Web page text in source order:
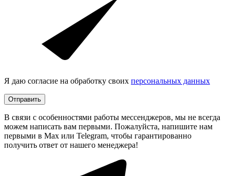
Я даю согласие на обработку своих персональных данных
Отправить
В связи с особенностями работы мессенджеров, мы не всегда
можем написать вам первыми. Пожалуйста, напишите нам
первыми в Max или Telegram, чтобы гарантированно
получить ответ от нашего менеджера!